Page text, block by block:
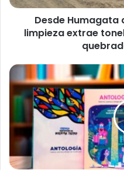
a
a
l
a
r
Desde Humagata
limpieza extrae
L
i
b
a
r